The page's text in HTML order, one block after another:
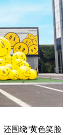
围绕“黄色笑脸